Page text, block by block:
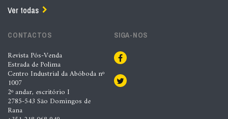
Ver todas
CONTACTOS
Revista Pós-Venda
Estrada de Polima
Centro Industrial da Abóboda nº
1007
2º andar, escritório I
2785-543 São Domingos de
Rana
SIGA-NOS